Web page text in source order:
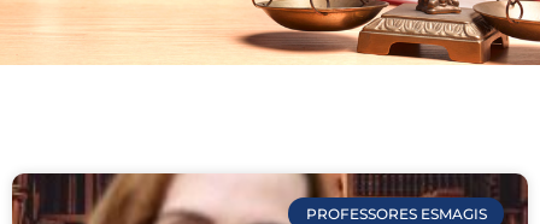
PROFESSORES ESMAGIS